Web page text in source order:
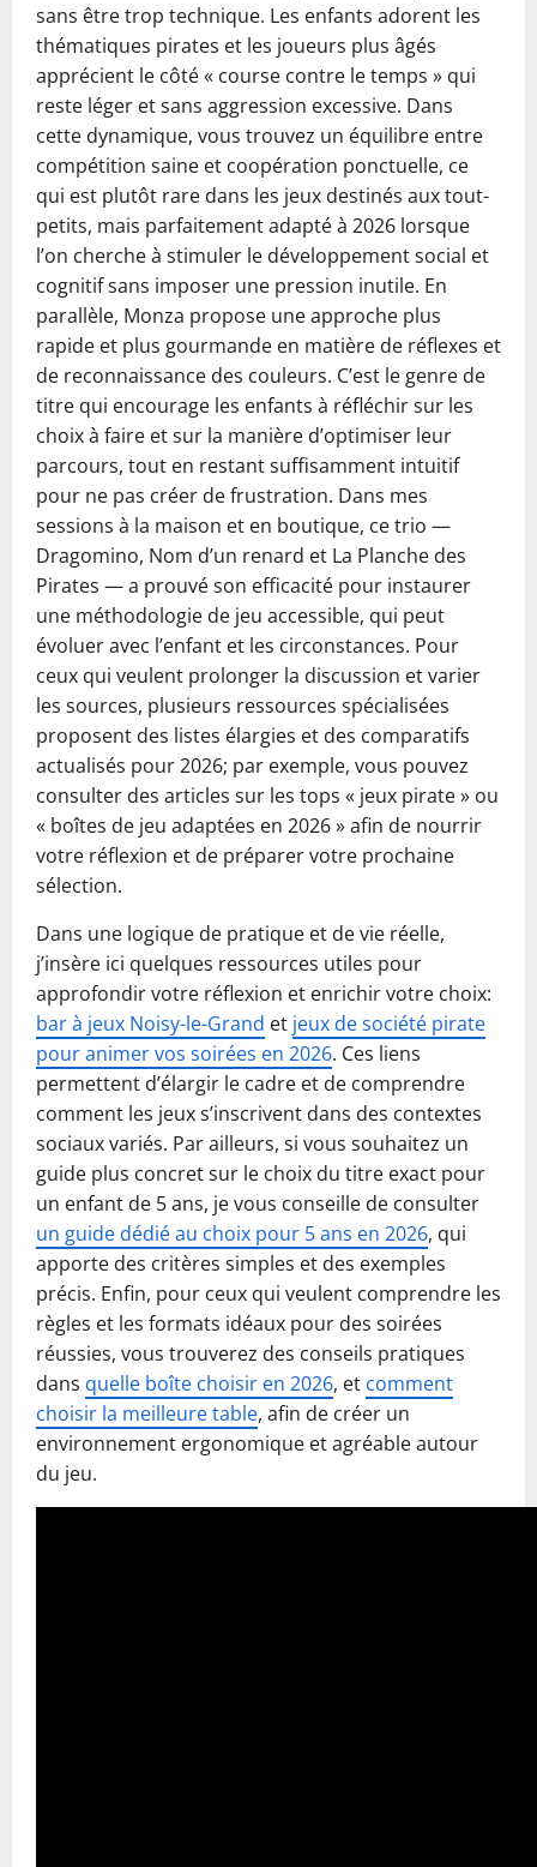
sans être trop technique. Les enfants adorent les
thématiques pirates et les joueurs plus âgés
apprécient le côté « course contre le temps » qui
reste léger et sans aggression excessive. Dans
cette dynamique, vous trouvez un équilibre entre
compétition saine et coopération ponctuelle, ce
qui est plutôt rare dans les jeux destinés aux tout-
petits, mais parfaitement adapté à 2026 lorsque
l’on cherche à stimuler le développement social et
cognitif sans imposer une pression inutile. En
parallèle, Monza propose une approche plus
rapide et plus gourmande en matière de réflexes et
de reconnaissance des couleurs. C’est le genre de
titre qui encourage les enfants à réfléchir sur les
choix à faire et sur la manière d’optimiser leur
parcours, tout en restant suffisamment intuitif
pour ne pas créer de frustration. Dans mes
sessions à la maison et en boutique, ce trio —
Dragomino, Nom d’un renard et La Planche des
Pirates — a prouvé son efficacité pour instaurer
une méthodologie de jeu accessible, qui peut
évoluer avec l’enfant et les circonstances. Pour
ceux qui veulent prolonger la discussion et varier
les sources, plusieurs ressources spécialisées
proposent des listes élargies et des comparatifs
actualisés pour 2026; par exemple, vous pouvez
consulter des articles sur les tops « jeux pirate » ou
« boîtes de jeu adaptées en 2026 » afin de nourrir
votre réflexion et de préparer votre prochaine
sélection.
Dans une logique de pratique et de vie réelle,
j’insère ici quelques ressources utiles pour
approfondir votre réflexion et enrichir votre choix:
bar à jeux Noisy-le-Grand et jeux de société pirate
pour animer vos soirées en 2026. Ces liens
permettent d’élargir le cadre et de comprendre
comment les jeux s’inscrivent dans des contextes
sociaux variés. Par ailleurs, si vous souhaitez un
guide plus concret sur le choix du titre exact pour
un enfant de 5 ans, je vous conseille de consulter
un guide dédié au choix pour 5 ans en 2026, qui
apporte des critères simples et des exemples
précis. Enfin, pour ceux qui veulent comprendre les
règles et les formats idéaux pour des soirées
réussies, vous trouverez des conseils pratiques
dans quelle boîte choisir en 2026, et comment
choisir la meilleure table, afin de créer un
environnement ergonomique et agréable autour
du jeu.